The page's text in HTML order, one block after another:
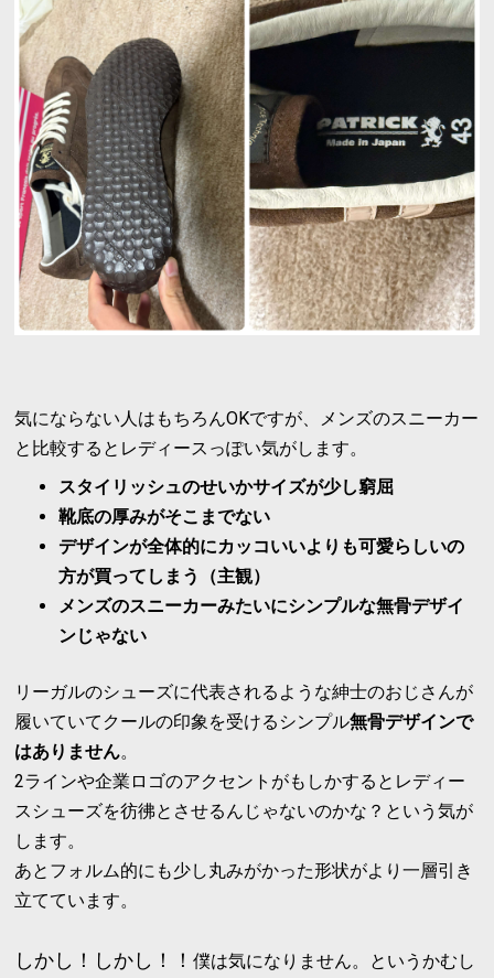
気にならない人はもちろんOKですが、メンズのスニーカー
と比較するとレディースっぽい気がします。
スタイリッシュのせいかサイズが少し窮屈
靴底の厚みがそこまでない
デザインが全体的にカッコいいよりも可愛らしいの
方が買ってしまう（主観）
メンズのスニーカーみたいにシンプルな無骨デザイ
ンじゃない
リーガルのシューズに代表されるような紳士のおじさんが
履いていてクールの印象を受けるシンプル無骨デザインで
はありません。
2ラインや企業ロゴのアクセントがもしかするとレディー
スシューズを彷彿とさせるんじゃないのかな？という気が
します。
あとフォルム的にも少し丸みがかった形状がより一層引き
立てています。
しかし！しかし！！僕は気になりません。というかむし